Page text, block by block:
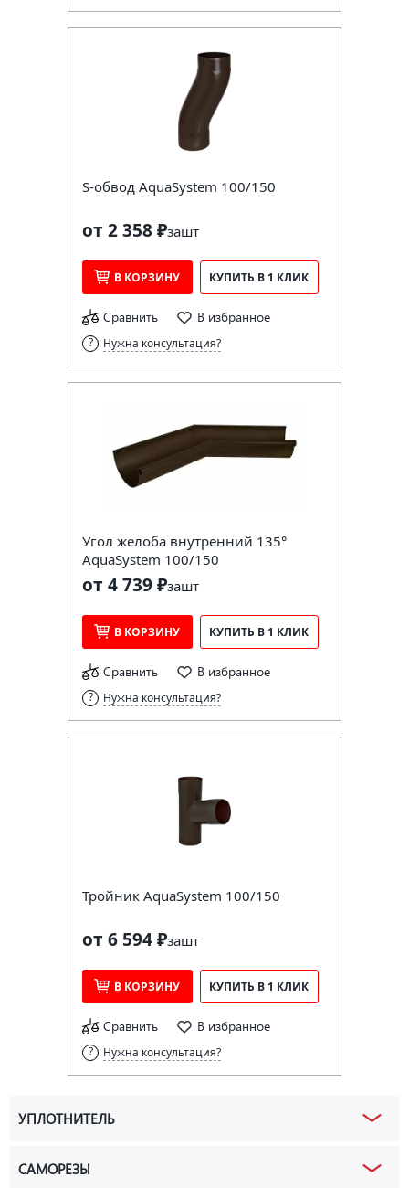
S-обвод AquaSystem 100/150
от 2 358 ₽зашт
В КОРЗИНУ КУПИТЬ В 1 КЛИК
Сравнить В избранное
Нужна консультация?
Угол желоба внутренний 135°
AquaSystem 100/150
от 4 739 ₽зашт
В КОРЗИНУ КУПИТЬ В 1 КЛИК
Сравнить В избранное
Нужна консультация?
Тройник AquaSystem 100/150
от 6 594 ₽зашт
В КОРЗИНУ КУПИТЬ В 1 КЛИК
Сравнить В избранное
Нужна консультация?
УПЛОТНИТЕЛЬ
САМОРЕЗЫ